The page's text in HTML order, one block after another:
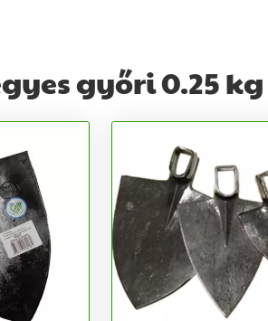
győri 0.25 kg